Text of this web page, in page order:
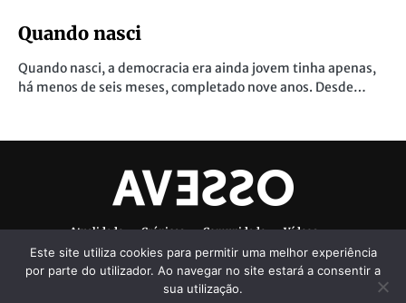
Quando nasci
Quando nasci, a democracia era ainda jovem tinha apenas,
há menos de seis meses, completado nove anos. Desde…
Atualidade Crónicas Comunidade
Vídeos
Denúncias Ambientais
Ficha Técnica
Este site utiliza cookies para permitir uma melhor experiência
por parte do utilizador. Ao navegar no site estará a consentir a
sua utilização.